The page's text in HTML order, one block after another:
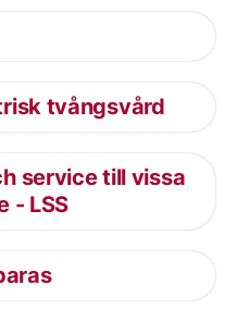
tvångsvård
service till vissa
- LSS